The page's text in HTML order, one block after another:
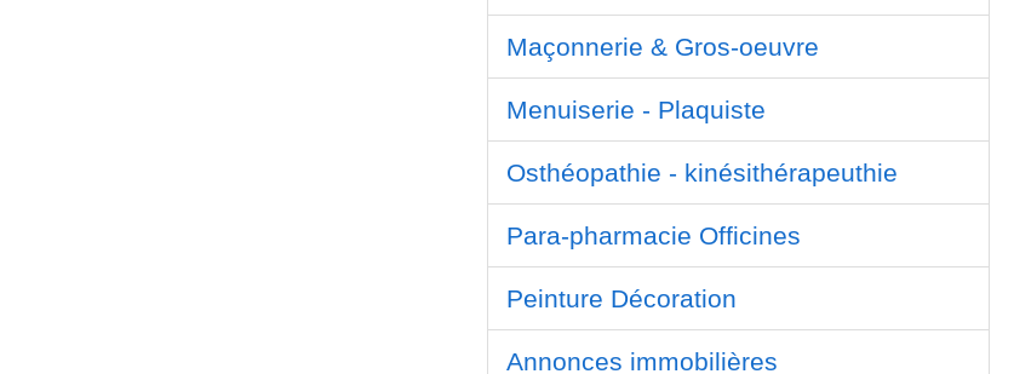
Maçonnerie & Gros-oeuvre
Menuiserie - Plaquiste
Osthéopathie - kinésithérapeuthie
Para-pharmacie Officines
Peinture Décoration
Annonces immobilières